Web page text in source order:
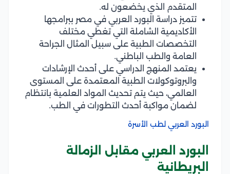
المتقدم الذي يخضعون له.
تتميز دراسة البورد العربي في مصر ببرامجها
الأكاديمية الشاملة التي تغطي مختلف
التخصصات الطبية على سبيل المثال الجراحة
العامة والطب الباطني.
يعتمد المنهج الدراسي على أحدث الإرشادات
والبروتوكولات الطبية المعتمدة على المستوى
العالمي، حيث يتم تحديث المواد العلمية بانتظام
لضمان مواكبة أحدث التطورات في الطب.
البورد العربي لطب الأسرة
البورد العربي مقابل الزمالة
البريطانية